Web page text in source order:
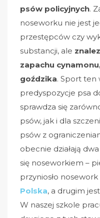
psów policyjnych.
noseworku nie jest
przestępców czy
substancji, ale
zapachu
goździka. Sport ten
predyspozycje psa
sprawdza się
psów, jak i dla
psów z
obecnie działają
się noseworkiem –
przyniosło
Polska, a drugim jest
W naszej szkole